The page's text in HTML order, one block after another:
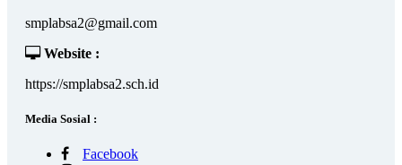
smplabsa2@gmail.com
Website :
https://smplabsa2.sch.id
Media Sosial :
Facebook